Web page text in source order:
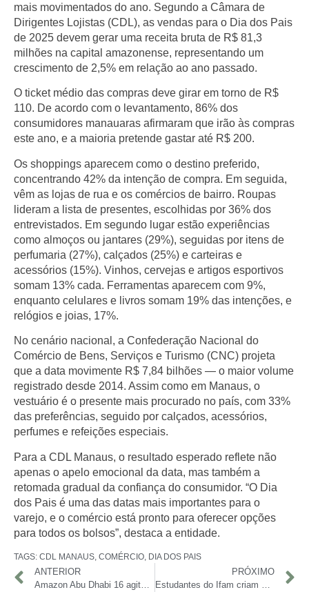
mais movimentados do ano. Segundo a Câmara de
Dirigentes Lojistas (CDL), as vendas para o Dia dos Pais
de 2025 devem gerar uma receita bruta de R$ 81,3
milhões na capital amazonense, representando um
crescimento de 2,5% em relação ao ano passado.
O ticket médio das compras deve girar em torno de R$
110. De acordo com o levantamento, 86% dos
consumidores manauaras afirmaram que irão às compras
este ano, e a maioria pretende gastar até R$ 200.
Os shoppings aparecem como o destino preferido,
concentrando 42% da intenção de compra. Em seguida,
vêm as lojas de rua e os comércios de bairro. Roupas
lideram a lista de presentes, escolhidas por 36% dos
entrevistados. Em segundo lugar estão experiências
como almoços ou jantares (29%), seguidas por itens de
perfumaria (27%), calçados (25%) e carteiras e
acessórios (15%). Vinhos, cervejas e artigos esportivos
somam 13% cada. Ferramentas aparecem com 9%,
enquanto celulares e livros somam 19% das intenções, e
relógios e joias, 17%.
No cenário nacional, a Confederação Nacional do
Comércio de Bens, Serviços e Turismo (CNC) projeta
que a data movimente R$ 7,84 bilhões — o maior volume
registrado desde 2014. Assim como em Manaus, o
vestuário é o presente mais procurado no país, com 33%
das preferências, seguido por calçados, acessórios,
perfumes e refeições especiais.
Para a CDL Manaus, o resultado esperado reflete não
apenas o apelo emocional da data, mas também a
retomada gradual da confiança do consumidor. “O Dia
dos Pais é uma das datas mais importantes para o
varejo, e o comércio está pronto para oferecer opções
para todos os bolsos”, destaca a entidade.
TAGS: CDL MANAUS, COMÉRCIO, DIA DOS PAIS
ANTERIOR
Amazon Abu Dhabi 16 agita Manaus com grandes nomes do jiu-jítsu neste sábado
PRÓXIMO
Estudantes do Ifam criam alimentos inovadores à base de tambaqui